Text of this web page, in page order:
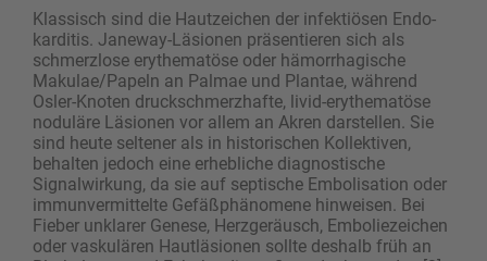
Klassisch sind die Hautzeichen der infektiösen Endo­
karditis. Janeway-Läsionen präsentieren sich als
schmerzlose erythematöse oder hämorrhagische
Makulae/Papeln an Palmae und Plantae, während
Osler-Knoten druckschmerzhafte, livid-­erythematöse
noduläre Läsionen vor allem an Akren darstellen. Sie
sind heute seltener als in historischen Kollektiven,
behalten jedoch eine erhebliche diagnostische
Signalwirkung, da sie auf septische Embolisation oder
immunvermittelte Gefäßphänomene hinweisen. Bei
Fieber unklarer Genese, Herzgeräusch, Emboliezeichen
oder vaskulären Hautläsionen sollte deshalb früh an